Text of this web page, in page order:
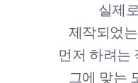
실제
제작되었
먼저 하려는
그에 맞는